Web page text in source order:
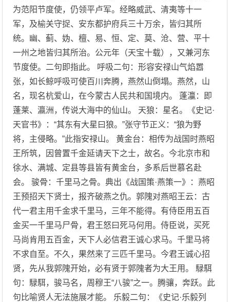
为范阳节度使，仍领平卢军。经略威武、清夷等十一
军，及榆关守捉、安东都护府兵三十万余，皆归其所
统。幽、蓟、妫、檀、易、恒、定、莫、沧、营、平十
一州之地皆归其所治。公元年（天宝十载），又兼河东
节度使。二句即指此。 呼吸二句：形容安禄山气焰嚣
张，如长鲸呼吸可使百川奔腾，燕然山倒塌。燕然，山
名，现名杭爱山，在今蒙古人民共和国境内。 蓬灜：即
蓬莱、瀛洲，传说大海中的仙山。 天狼：星名。《史记·
天官书》：“其东有大星曰狼。”张守节正义：“狼为野
将，主侵略。”此指安禄山。 黄金台：相传为战国时燕昭
王所筑，因曾置千金延请天下之士，故名。今北京市和
徐水、满城、定县等县皆有黄金台，多系后世慕名赴
会。 骏骨：千里马之骨。典出《战国策·燕策一》：燕昭
王预招天下贤士，报齐破燕之仇。郭隗对燕昭王云：古
代一君主用千金求千里马，三年不能得。有侍臣用五百
金买一千里马尸骨，君王怒曰死马何用。侍臣说，买死
马尚肯用五百金，天下人必信君王诚心求马。千里马将
不求自至。不久，果然来了三匹千里马。今君王诚心招
贤，先从我郭隗开始，必有贤于郭隗者为大王用。 騄駬
句：騄駬，骏马名，周穆王“八骏”之一。腾骧，奔跃。此
句比喻贤人无法施展才能。 乐毅二句：《史记·乐毅列